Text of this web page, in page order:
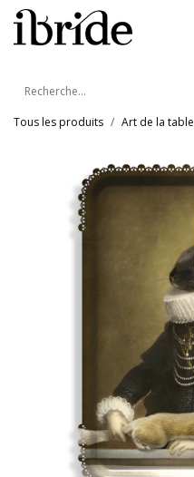
Se rendre au contenu
Tous les produits Art de la table